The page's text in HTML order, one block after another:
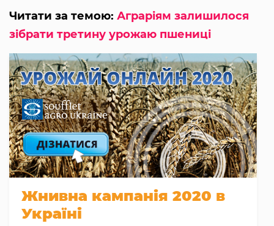
Читати за темою: Аграріям залишилося
зібрати третину урожаю пшениці
Жнивна кампанія 2020 в
Україні